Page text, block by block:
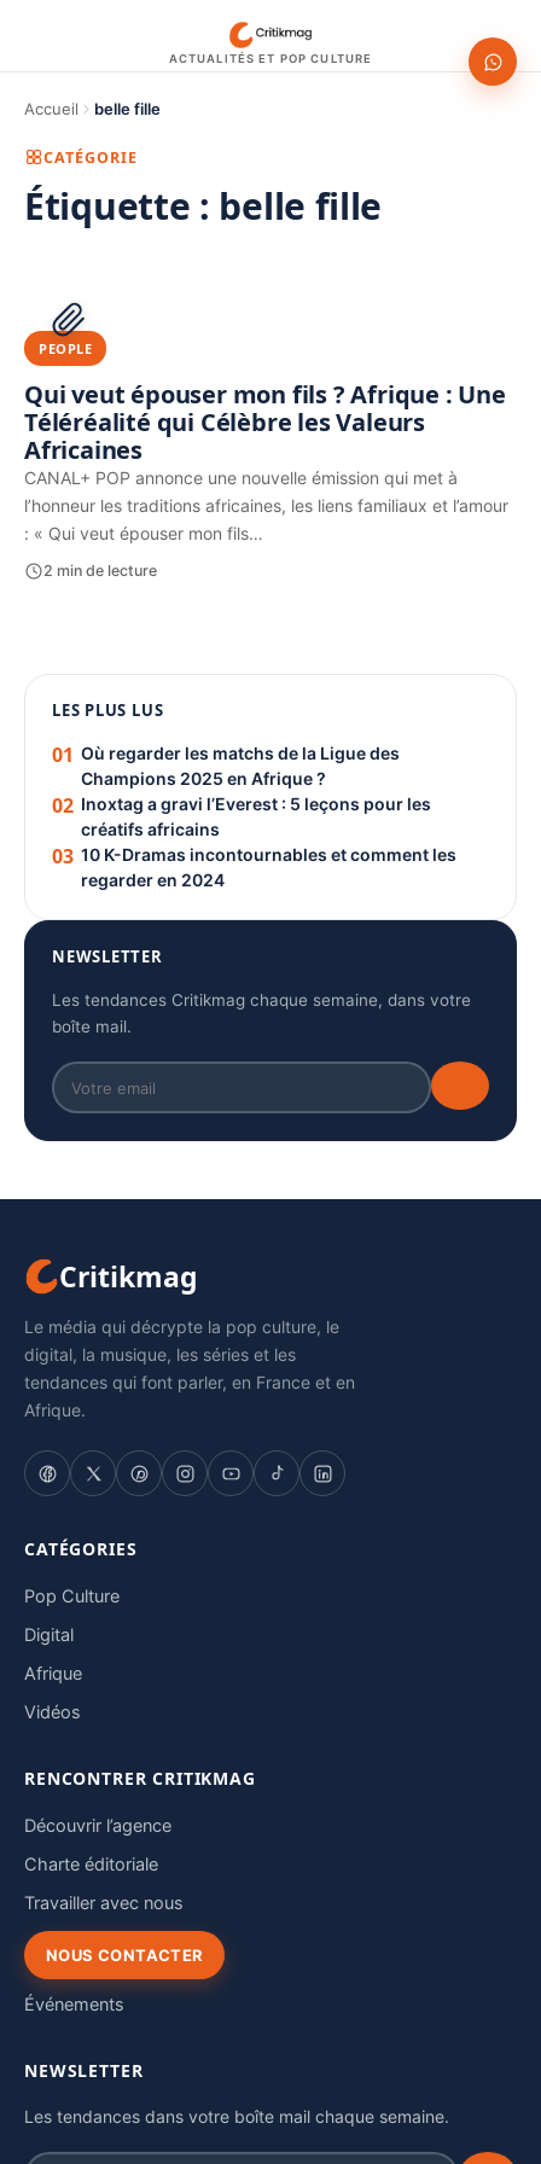
ACTUALITÉS ET POP CULTURE
Accueil belle fille
CATÉGORIE
Étiquette : belle fille
PUBLICITÉ
PEOPLE
Qui veut épouser mon fils ? Afrique : Une
Téléréalité qui Célèbre les Valeurs
Africaines
CANAL+ POP annonce une nouvelle émission qui met à
l’honneur les traditions africaines, les liens familiaux et l’amour
: « Qui veut épouser mon fils…
2 min de lecture
PUBLICITÉ
LES PLUS LUS
01 Où regarder les matchs de la Ligue des
Champions 2025 en Afrique ?
02 Inoxtag a gravi l’Everest : 5 leçons pour les
créatifs africains
03 10 K-Dramas incontournables et comment les
regarder en 2024
NEWSLETTER
Les tendances Critikmag chaque semaine, dans votre
boîte mail.
Critikmag
Le média qui décrypte la pop culture, le
digital, la musique, les séries et les
tendances qui font parler, en France et en
Afrique.
CATÉGORIES
Pop Culture
Digital
Afrique
Vidéos
RENCONTRER CRITIKMAG
Découvrir l’agence
Charte éditoriale
Travailler avec nous
NOUS CONTACTER
Événements
NEWSLETTER
Les tendances dans votre boîte mail chaque semaine.